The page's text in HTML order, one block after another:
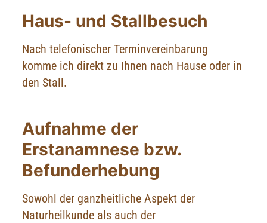
Haus- und Stallbesuch
Nach telefonischer Terminvereinbarung
komme ich direkt zu Ihnen nach Hause oder in
den Stall.
Aufnahme der
Erstanamnese bzw.
Befunderhebung
Sowohl der ganzheitliche Aspekt der
Naturheilkunde als auch der